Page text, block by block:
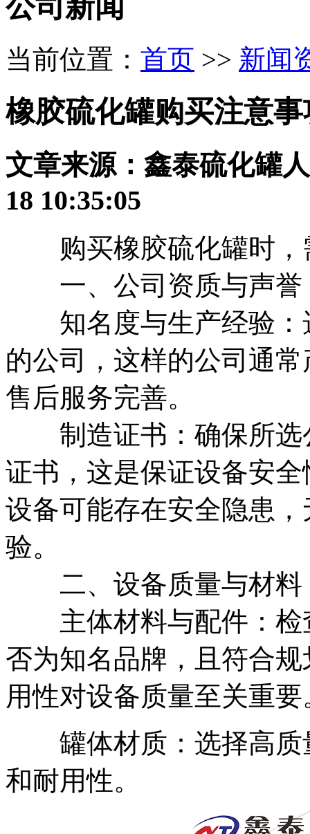
公司新闻
当前位置： 首页 >> 新闻
橡胶硫化罐购买注意事
文章来源：鑫泰硫化罐
18 10:35:05
购买橡胶硫化罐时，
一、公司资质与声誉
知名度与生产经验：
的公司，这样的公司通
售后服务完善。
制造证书：确保所选
证书，这是保证设备安
设备可能存在安全隐患
验。
二、设备质量与材料
主体材料与配件：检
否为知名品牌，且符合
用性对设备质量至关重要
罐体材质：选择高质
和耐用性。